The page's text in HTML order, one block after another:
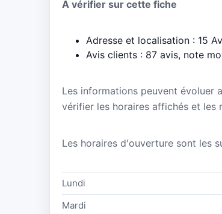
À vérifier sur cette fiche
Adresse et localisation : 15
Avis clients : 87 avis, note
Les informations peuvent évoluer
vérifier les horaires affichés et les
Les horaires d'ouverture sont les
Lundi
Mardi